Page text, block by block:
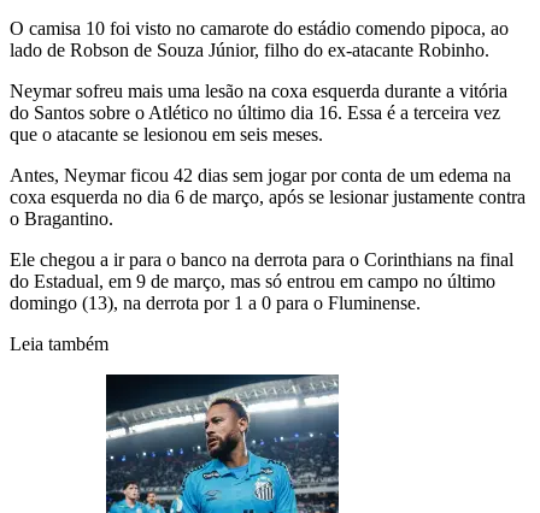
O camisa 10 foi visto no camarote do estádio comendo pipoca, ao
lado de Robson de Souza Júnior, filho do ex-atacante Robinho.
Neymar sofreu mais uma lesão na coxa esquerda durante a vitória
do Santos sobre o Atlético no último dia 16. Essa é a terceira vez
que o atacante se lesionou em seis meses.
Antes, Neymar ficou 42 dias sem jogar por conta de um edema na
coxa esquerda no dia 6 de março, após se lesionar justamente contra
o Bragantino.
Ele chegou a ir para o banco na derrota para o Corinthians na final
do Estadual, em 9 de março, mas só entrou em campo no último
domingo (13), na derrota por 1 a 0 para o Fluminense.
Leia também